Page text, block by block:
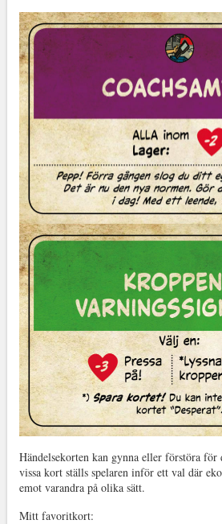
Händelsekorten kan gynna eller förstöra
vissa kort ställs spelaren inför ett val där
emot varandra på olika sätt.
Mitt favoritkort: